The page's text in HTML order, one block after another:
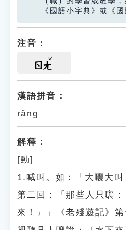
《國語小字典》或《
注音：
ㄖㄤ
漢語拼音：
rǎng
解釋：
[動]
1.喊叫。如：「大嚷大叫
第二回：「那些人只嚷
來！』」《老殘遊記》